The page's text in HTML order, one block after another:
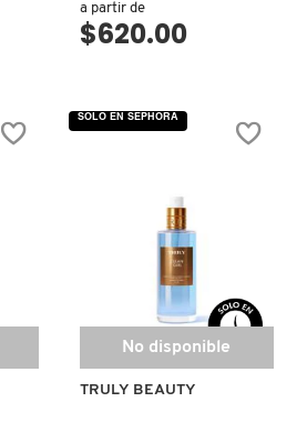
a partir de
$620.00
No disponible
TRULY BEAUTY
SOLO EN SEPHORA